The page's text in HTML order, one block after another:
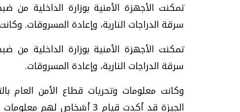
تمكنت الأجهزة الأمنية بوزارة الداخلية
سرقة الدراجات النارية، وإعادة المسروقات.
تمكنت الأجهزة الأمنية بوزارة الداخلية
سرقة الدراجات النارية، وإعادة المسروقات.
وكانت معلومات وتحريات قطاع الأمن العام
الجيزة قد أكدت قيام 3
فيديو.. الإعلام الرقمي..
وتحديات هائلة
الخميس، 30 يوليو 2026 01:09 م
موجات الطقس الساخنة.. لماذا تحدث وكيف